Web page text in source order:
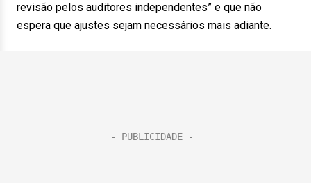
revisão pelos auditores independentes” e que não
espera que ajustes sejam necessários mais adiante.